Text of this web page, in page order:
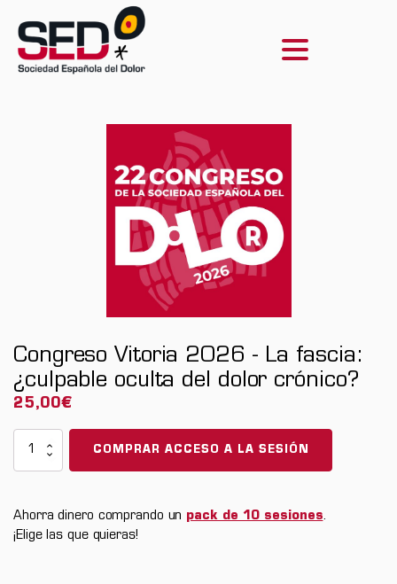
Congreso Vitoria 2026 - La fascia:
¿culpable oculta del dolor crónico?
25,00€
Congreso
Vitoria
-
La
COMPRAR ACCESO A LA SESIÓN
Ahorra dinero comprando un pack de 10 sesiones.
¡Elige las que quieras!